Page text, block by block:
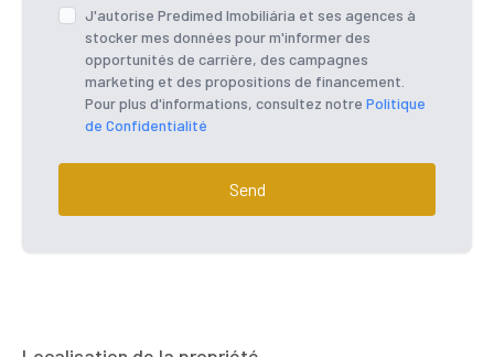
J'autorise Predimed Imobiliária et ses agences à
stocker mes données pour m'informer des
opportunités de carrière, des campagnes
marketing et des propositions de financement.
Pour plus d'informations, consultez notre Politique
de Confidentialité
Send